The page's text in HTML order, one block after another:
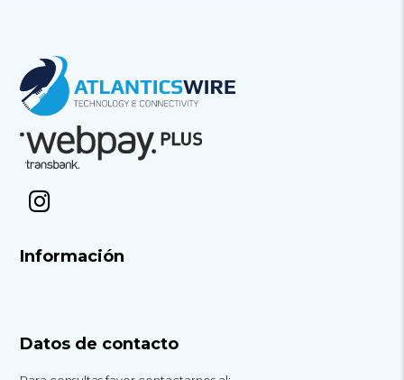
Información
Datos de contacto